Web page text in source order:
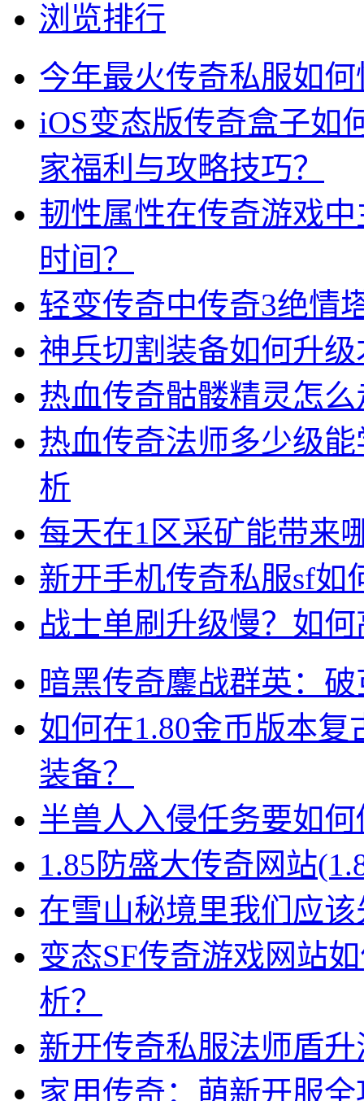
浏览排行
今年最火传奇私服如
iOS变态版传奇盒子如
家福利与攻略技巧？
韧性属性在传奇游戏
时间？
轻变传奇中传奇3绝情
神兵切割装备如何升
热血传奇骷髅精灵怎
热血传奇法师多少级
析
每天在1区采矿能带来
新开手机传奇私服sf如
战士单刷升级慢？如
暗黑传奇鏖战群英：
如何在1.80金币版本
装备？
半兽人入侵任务要如何
1.85防盛大传奇网站
在雪山秘境里我们应该
变态SF传奇游戏网站
析？
新开传奇私服法师盾
家用传奇：萌新开服